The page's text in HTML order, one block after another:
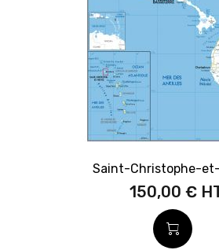
Saint-Christophe-
150,00 €